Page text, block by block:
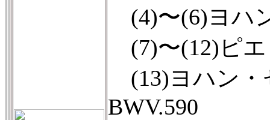
(4)〜(6)ヨハ
(7)〜(12)ピエ
(13)ヨハン
BWV.590